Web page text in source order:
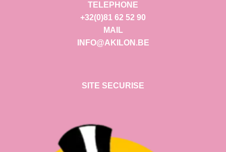
TELEPHONE
+32(0)81 62 52 90
MAIL
INFO@AKILON.BE
SITE SECURISE